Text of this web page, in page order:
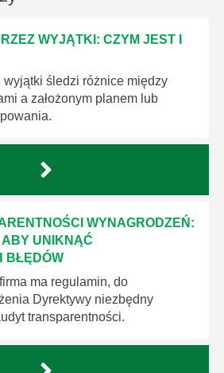
WYJĄTKI: CZYM JEST I
śledzi różnice między
a założonym planem lub
WYNAGRODZEŃ:
ABY UNIKNĄĆ
BŁĘDÓW
ma regulamin, do
Dyrektywy niezbędny
transparentności.